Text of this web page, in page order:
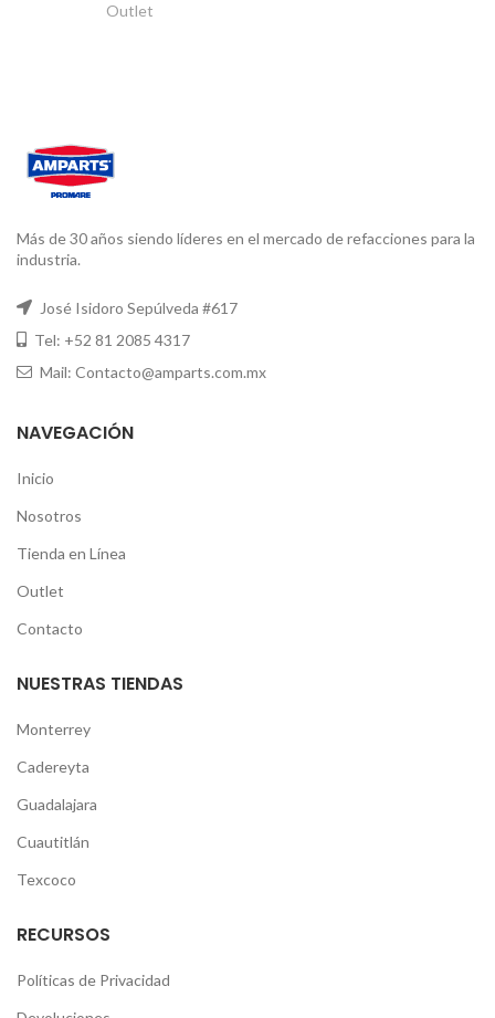
Outlet
Más de 30 años siendo líderes en el mercado de refacciones para la
industria.
José Isidoro Sepúlveda #617
Tel: +52 81 2085 4317
Mail: Contacto@amparts.com.mx
NAVEGACIÓN
Inicio
Nosotros
Tienda en Línea
Outlet
Contacto
NUESTRAS TIENDAS
Monterrey
Cadereyta
Guadalajara
Cuautitlán
Texcoco
RECURSOS
Políticas de Privacidad